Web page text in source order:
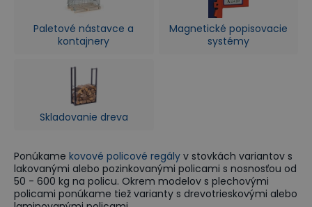
Paletové nástavce a
kontajnery
Magnetické popisovacie
systémy
Skladovanie dreva
Ponúkame kovové policové regály v stovkách variantov s
lakovanými alebo pozinkovanými policami s nosnosťou od
50 - 600 kg na policu. Okrem modelov s plechovými
policami ponúkame tiež varianty s drevotrieskovými alebo